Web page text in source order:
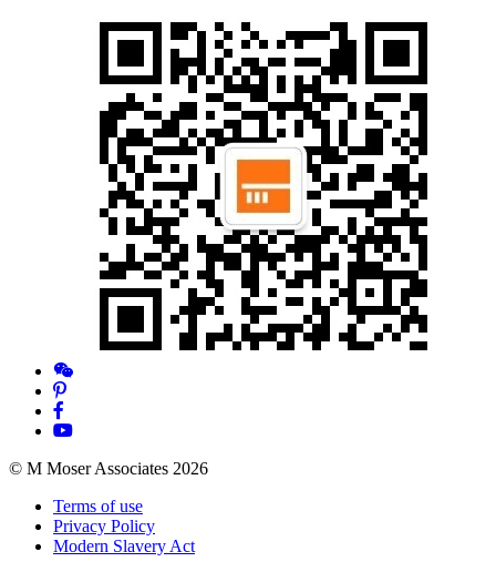
© M Moser Associates 2026
Terms of use
Privacy Policy
Modern Slavery Act